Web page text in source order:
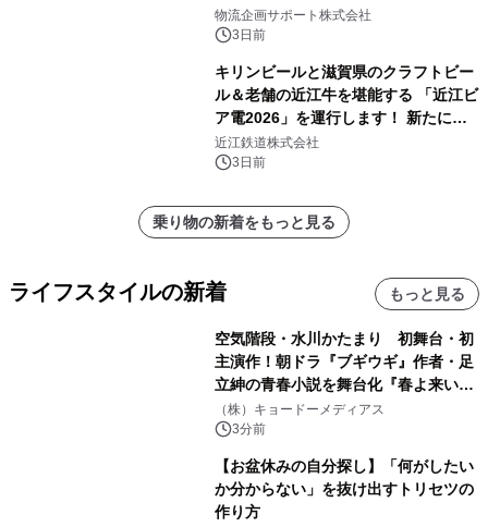
にて8月1日(土)より
物流企画サポート株式会社
3日前
キリンビールと滋賀県のクラフトビー
ル＆老舗の近江牛を堪能する 「近江ビ
ア電2026」を運行します！ 新たに
「長濱浪漫ビール」が参加！キリン一
番搾り飲み放題が復活！
近江鉄道株式会社
3日前
乗り物の新着をもっと見る
ライフスタイルの新着 もっと見る
空気階段・水川かたまり 初舞台・初
主演作！朝ドラ『ブギウギ』作者・足
立紳の青春小説を舞台化『春よ来い、
マジで来い』キービジュアル解禁！
（株）キョードーメディアス
3分前
【お盆休みの自分探し】「何がしたい
か分からない」を抜け出すトリセツの
作り方